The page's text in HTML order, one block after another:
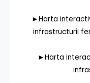
►Harta
infrastructurii
►Harta